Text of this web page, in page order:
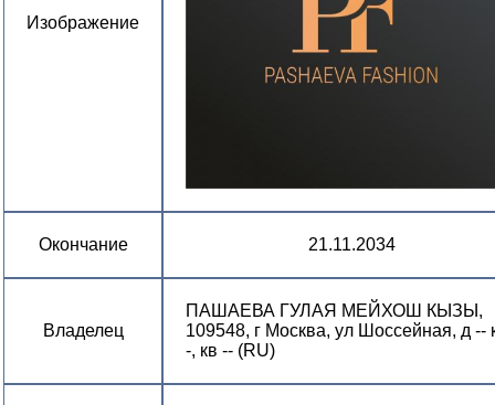
Изображение
Окончание 21.11.2034
Владелец
ПАШАЕВА ГУЛАЯ МЕЙХОШ КЫЗЫ,
109548, г Москва, ул Шоссейная, д --
-, кв -- (RU)